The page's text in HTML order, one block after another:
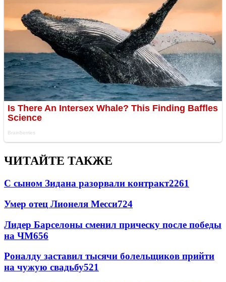
ЧИТАЙТЕ ТАКЖЕ
С сыном Зидана разорвали контракт2261
Умер отец Лионеля Месси724
Лидер Барселоны сменил прическу после победы
на ЧМ656
Роналду заставил тысячи болельщиков прийти
на чужую свадьбу521